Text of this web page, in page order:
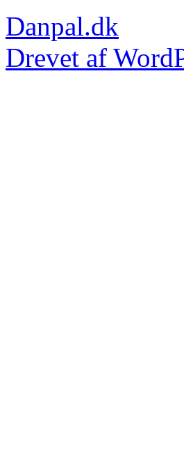
Danpal.dk
Drevet af